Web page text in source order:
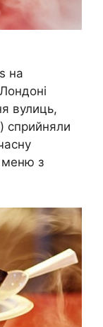
на
вулиць,
сприйняли
меню з